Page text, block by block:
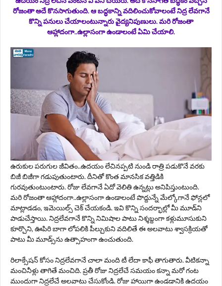
రోజంతా అదే కొనసాగుతుంది. ఆ బద్ధకాన్ని వదిలించుకోవాలంటే నిద్ర లేవగానే
కొన్ని పనులు చేయాలంటున్నారు వైద్యనిపుణులు. మరి రోజంతా
ఆహ్లాదంగా..ఉల్లాసంగా ఉండాలంటే ఏమి చేయాలి.
ఉరుకుల పరుగుల జీవితం..ఉదయం లేచినప్పటి నుండి రాత్రి పడుకొనే వరకు
బిజీ బిజీగా గడుపుతుంటారు. దీనితో కొంత మానసిక వత్తిడికి
గురవుతుంటుంటారు. రోజు లేవగానే ఏదో వెలితి ఉన్నట్లు అనిపిస్తుంటుంది.
మరి రోజంతా ఆహ్లాదంగా..ఉల్లాసంగా ఉండాలంటే పొద్దున్నే మేల్కోగానే ఫోన్లలో
మాట్లాడడం, ఇమెయిల్స్‌ చెక్‌ చేయకండి. ఇవి కొన్ని సందర్భాల్లో మీ మూడ్‌ని
పాడుచేస్తాయి. నిద్రలేవగానే కొన్ని నిమిషాల పాటు నిశ్శబ్దంగా కళ్లుమూసుకుని
కూర్చొని, ఊపిరి బాగా లోపలికి పీల్చుకుని వదిలితే ఈ అలవాటు శ్వాసక్రియతో
పాటు మీ మూడ్స్‌ను ఉత్సాహంగా ఉంచుతుంది.
రిలాక్సేషన్‌ కోసం నిద్రలేవగానే చాలా మంది టీ లేదా కాఫీ తాగుతారు. వీటికన్నా
మంచినీళ్లు తాగితే మంచిది. ప్రతీ రోజు నిద్రలేచే సమయం కన్నా మరో గంట
ముందుగా నిద్రలేచే అలవాటు చేసుకోండి. రోజు హాయిగా ఉండడానికి ఉదయం